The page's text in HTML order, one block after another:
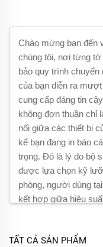
Chào mừng bạn đến
chúng tôi, nơi từng
bảo quy trình
của bạn diễn ra
cung cấp đáng tin
không đơn thuần chỉ
nối giữa các thiết bị
kể bạn đang in báo
trọng. Đó là lý do bộ
được lựa chọn kỹ
phòng, người dùng
kết hợp giữa hiệu
ma trận cũ đến giấy
TẤT CẢ SẢN PHẨM